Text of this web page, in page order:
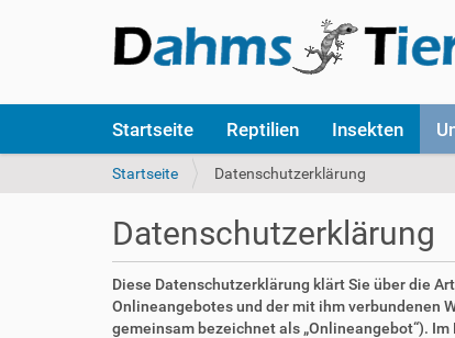
k
Startseite Reptilien Insekten
S
s
i
n
d
h
Startseite Datenschutzerklärung
Datenschutzerklärung
Diese Datenschutzerklärung klärt Sie über die
Onlineangebotes und der mit ihm verbundenen
gemeinsam bezeichnet als „Onlineangebot“).